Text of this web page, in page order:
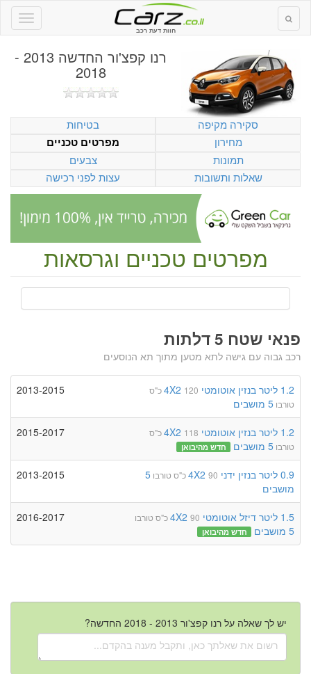
חוות דעת רכב
רנו קפצ'ור החדשה 2013 -
2018
סקירה מקיפה
בטיחות
מחירון
מפרטים טכניים
תמונות
צבעים
שאלות ותשובות
עצות לפני רכישה
מפרטים טכניים וגרסאות
פנאי שטח 5 דלתות
רכב גבוה עם גישה לתא מטען מתוך תא הנוסעים
1.2 ליטר בנזין אוטומטי 4X2 120 כ"ס
טורבו 5 מושבים
2013-2015
1.2 ליטר בנזין אוטומטי 4X2 118 כ"ס
טורבו 5 מושבים חדש מהיבואן
2015-2017
0.9 ליטר בנזין ידני 4X2 90 כ"ס טורבו 5
מושבים
2013-2015
1.5 ליטר דיזל אוטומטי 4X2 90 כ"ס טורבו
5 מושבים חדש מהיבואן
2016-2017
יש לך שאלה על רנו קפצ'ור 2013 - 2018 החדשה?